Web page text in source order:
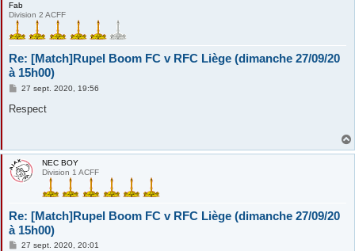
Fab
Division 2 ACFF
Re: [Match]Rupel Boom FC v RFC Liège (dimanche 27/09/20
à 15h00)
M
s
27 sept. 2020, 19:56
Respect
NEC BOY
Division 1 ACFF
Re: [Match]Rupel Boom FC v RFC Liège (dimanche 27/09/20
à 15h00)
M27 sept. 2020, 20:01